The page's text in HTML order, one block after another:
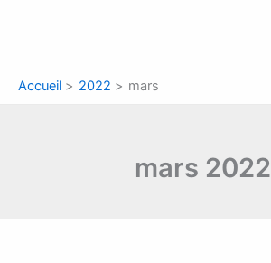
Accueil 2022 mars
mars 2022